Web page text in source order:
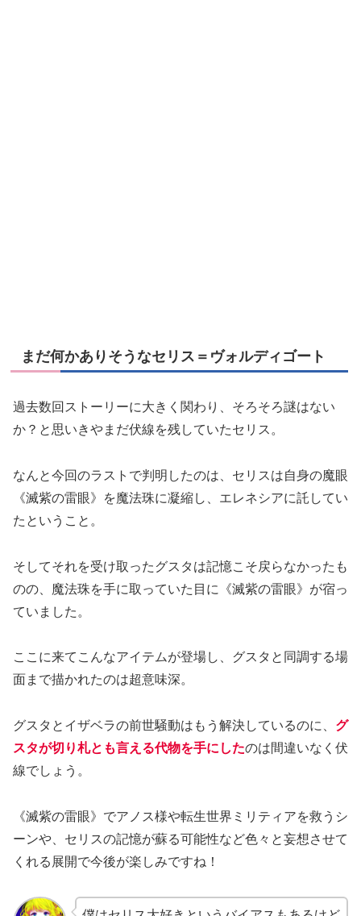
まだ何かありそうなセリス＝ヴォルディゴート
過去数回ストーリーに大きく関わり、そろそろ謎はない
か？と思いきやまだ伏線を残していたセリス。
なんと今回のラストで判明したのは、セリスは自身の魔眼
《滅紫の雷眼》を魔法珠に凝縮し、エレネシアに託してい
たということ。
そしてそれを受け取ったグスタは記憶こそ戻らなかったも
のの、魔法珠を手に取っていた目に《滅紫の雷眼》が宿っ
ていました。
ここに来てこんなアイテムが登場し、グスタと同調する場
面まで描かれたのは超意味深。
グスタとイザベラの前世騒動はもう解決しているのに、 グ
スタが切り札とも言える代物を手にしたのは間違いなく伏
線でしょう。
《滅紫の雷眼》でアノス様や転生世界ミリティアを救うシ
ーンや、セリスの記憶が蘇る可能性など色々と妄想させて
くれる展開で今後が楽しみですね！